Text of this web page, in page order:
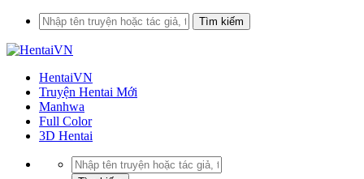
HentaiVN
Truyện Hentai Mới
Manhwa
Full Color
3D Hentai